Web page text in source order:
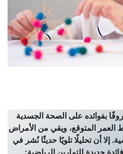
بفوائده على الصحة الجسدية
العمر المتوقع، ويقي من الأمراض
إلا أن تحليلًا تلويًا حديثًا نُشر في
جديدة للتمارين الرياضية: